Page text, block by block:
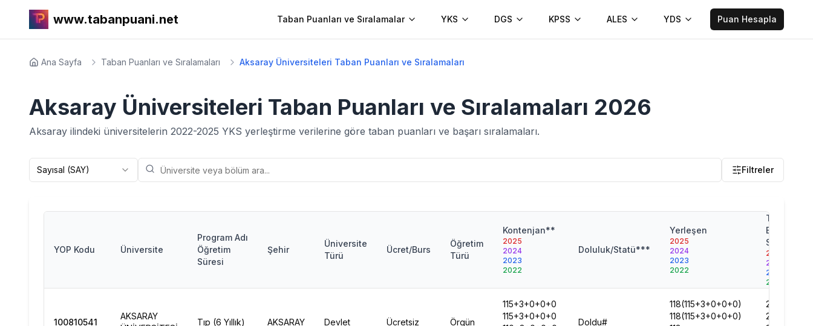
www.tabanpuani.net Taban Puanları ve Sıralamalar YKS DGS KPSS ALES YDS Puan Hesapla
Ana Sayfa Taban Puanları ve Sıralamaları Aksaray Üniversiteleri Taban Puanları ve Sıralamaları
Aksaray Üniversiteleri Taban Puanları ve Sıralamaları 2026
Aksaray ilindeki üniversitelerin 2022-2025 YKS yerleştirme verilerine göre taban puanları ve başarı sıralamaları.
Sayısal (SAY) Filtreler
YOP Kodu Üniversite
Program Adı
Öğretim
Süresi
Şehir
Üniversite
Türü
Ücret/Burs
Öğretim
Türü
Kontenjan**
2025
2024
2023
2022
Doluluk/Statü***
Yerleşen
2025
2024
2023
2022
Taban
Başarı
Sırası
2025
2024
2023
2022
100810541
AKSARAY
Tıp (6 Yıllık) AKSARAY Devlet Ücretsiz Örgün
115+3+0+0+0
115+3+0+0+0
Doldu#
118(115+3+0+0+0)
118(115+3+0+0+0)
22669
25654